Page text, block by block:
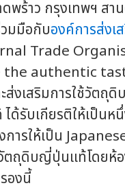
ดพร้าว กรุงเทพฯ สา
มมือกับองค์การส่งเ
Trade
the authentic
เสริมการใช้วัตถุดิ
ด้รับเกียรติให้เป็น
การให้เป็น
ตถุดิบญี่ปุ่นแท้โดยห้
องนี้